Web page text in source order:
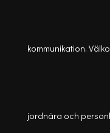
kommunikation.
jordnära och